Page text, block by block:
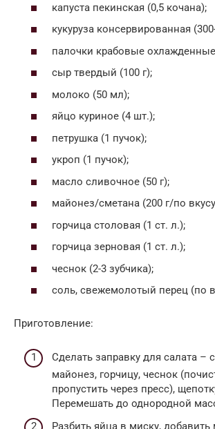
капуста пекинская (0,5 кочана);
кукуруза консервированная
палочки крабовые охлажденные
сыр твердый (100 г);
молоко (50 мл);
яйцо куриное (4 шт.);
петрушка (1 пучок);
укроп (1 пучок);
масло сливочное (50 г);
майонез/сметана (200 г/по
горчица столовая (1 ст. л.);
горчица зерновая (1 ст. л.);
чеснок (2-3 зубчика);
соль, свежемолотый перец (по
Приготовление:
Сделать заправку для салата –
майонез, горчицу, чеснок
пропустить через пресс),
Перемешать до однородной
Разбить яйца в миску,